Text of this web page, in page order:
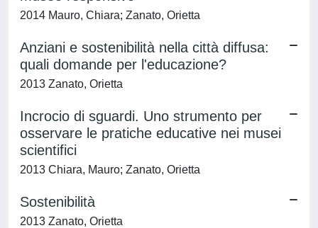
2014 Mauro, Chiara; Zanato, Orietta
Anziani e sostenibilità nella città diffusa:
quali domande per l'educazione?
2013 Zanato, Orietta
Incrocio di sguardi. Uno strumento per
osservare le pratiche educative nei musei
scientifici
2013 Chiara, Mauro; Zanato, Orietta
Sostenibilità
2013 Zanato, Orietta